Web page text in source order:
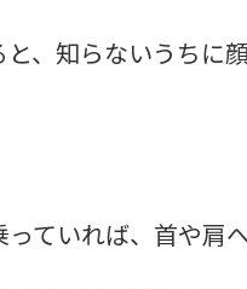
、知らないうちに
ていれば、首や肩